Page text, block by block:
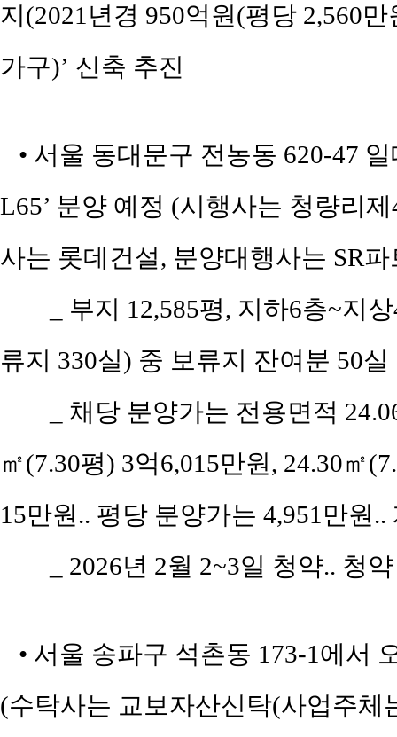
지(2021년경 950억원(평당 2,560
가구)’ 신축 추진
• 서울 동대문구 전농동 620-47
L65’ 분양 예정 (시행사는 청량리
사는 롯데건설, 분양대행사는 SR
_ 부지 12,585평, 지하6층~지
류지 330실) 중 보류지 잔여분 50실
_ 채당 분양가는 전용면적
㎡(7.30평) 3억6,015만원, 24.30㎡
15만원.. 평당 분양가는 4,951만원..
_ 2026년 2월 2~3일 청약.. 청
• 서울 송파구 석촌동 173-1에서
(수탁사는 교보자산신탁(사업주